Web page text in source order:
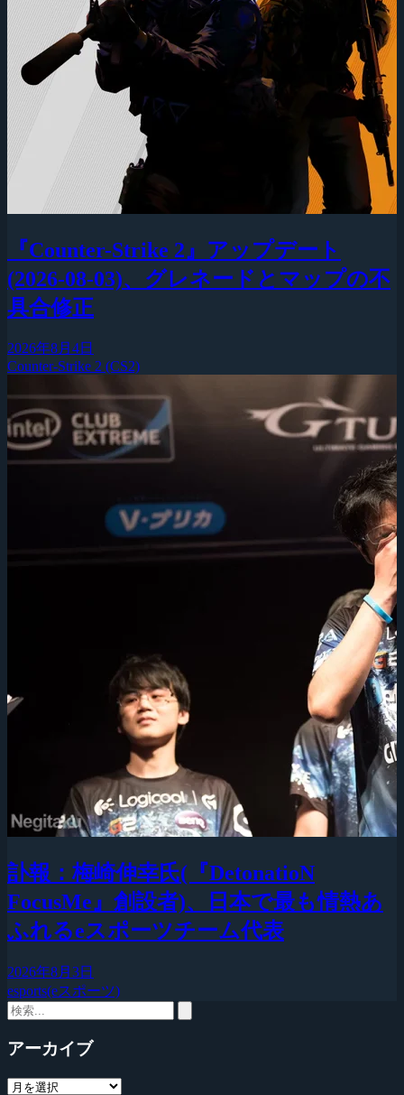
『Counter-Strike 2』アップデート
(2026-08-03)、グレネードとマップの不
具合修正
2026年8月4日
Counter-Strike 2 (CS2)
訃報：梅崎伸幸氏(『DetonatioN
FocusMe』創設者)、日本で最も情熱あ
ふれるeスポーツチーム代表
2026年8月3日
esports(eスポーツ)
アーカイブ